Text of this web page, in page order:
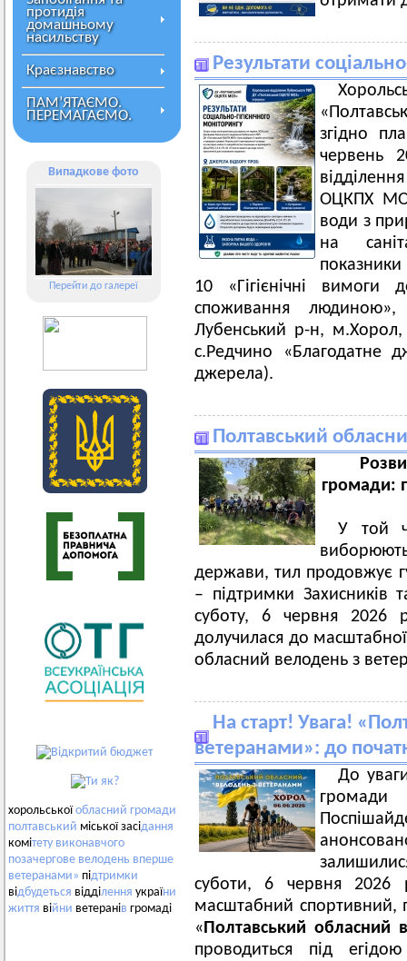
протидія
домашньому
насильству
Краєзнавство
ПАМ’ЯТАЄМО.
ПЕРЕМАГАЄМО.
Випадкове фото
Перейти до галереї
хорольськоїобласний громади
полтавський міської засідання
комітету виконавчого
позачергове велодень вперше
ветеранами» підтримки
відбудеться відділення україни
життя війни ветеранів громаді
Результати
згідно
червень
ОЦКПХ
води з
на
показники
10 «Гігієнічні
споживання
Лубенський р-н, м.Хорол,
с.Редчино «Благодатне
джерела).
Полтавський
громади:
У той
держави, тил продовжує
– підтримки Захисників
суботу, 6 червня 2026
долучилася до
обласний велодень з
На старт! Увага!
ветеранами»: до
До
громади
суботи, 6 червня 2026
масштабний спортивний,
«Полтавський обласний
проводиться під егідою